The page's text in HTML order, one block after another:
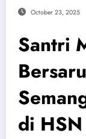
October 23, 2025
Santri
di